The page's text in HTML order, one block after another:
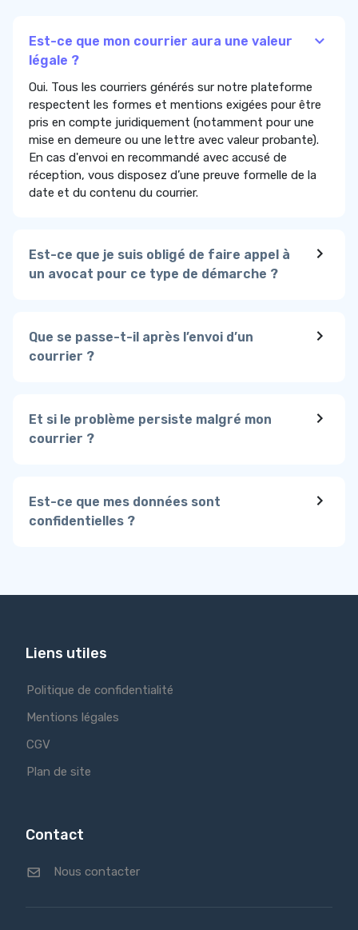
Est-ce que mon courrier aura une valeur
légale ?
Oui. Tous les courriers générés sur notre plateforme
respectent les formes et mentions exigées pour être
pris en compte juridiquement (notamment pour une
mise en demeure ou une lettre avec valeur probante).
En cas d'envoi en recommandé avec accusé de
réception, vous disposez d’une preuve formelle de la
date et du contenu du courrier.
Est-ce que je suis obligé de faire appel à
un avocat pour ce type de démarche ?
Que se passe-t-il après l’envoi d’un
courrier ?
Et si le problème persiste malgré mon
courrier ?
Est-ce que mes données sont
confidentielles ?
Liens utiles
Politique de confidentialité
Mentions légales
CGV
Plan de site
Contact
Nous contacter